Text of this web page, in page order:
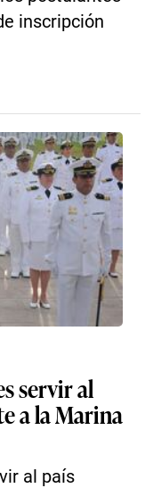
inscripción
servir al
a la Marina
al país